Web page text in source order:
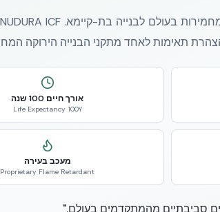
תאימות לאחד מתקני הבנייה הירוקה
אורך חיים 100 שנה
Life Expectancy 100Y
מעכב בעירה
Proprietary Flame Retardant